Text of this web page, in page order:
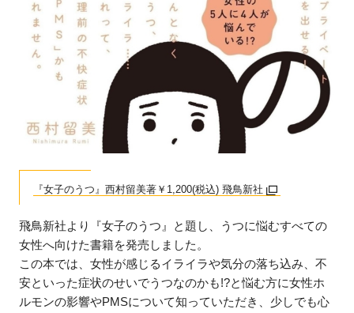
『女子のうつ』西村留美著￥1,200(税込) 飛鳥新社
飛鳥新社より『女子のうつ』と題し、うつに悩むすべての
女性へ向けた書籍を発売しました。
この本では、女性が感じるイライラや気分の落ち込み、不
安といった症状のせいでうつなのかも!?と悩む方に女性ホ
ルモンの影響やPMSについて知っていただき、少しでも心